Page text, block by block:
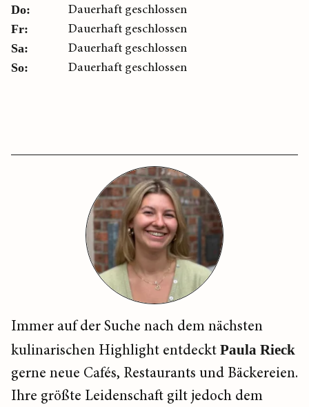
Do: Dauerhaft geschlossen
Fr: Dauerhaft geschlossen
Sa: Dauerhaft geschlossen
So: Dauerhaft geschlossen
Immer auf der Suche nach dem nächsten
kulinarischen Highlight entdeckt Paula Rieck
gerne neue Cafés, Restaurants und Bäckereien.
Ihre größte Leidenschaft gilt jedoch dem